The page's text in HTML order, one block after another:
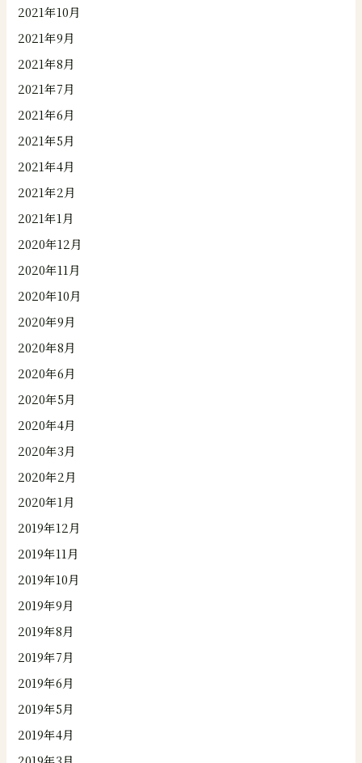
2021年10月
2021年9月
2021年8月
2021年7月
2021年6月
2021年5月
2021年4月
2021年2月
2021年1月
2020年12月
2020年11月
2020年10月
2020年9月
2020年8月
2020年6月
2020年5月
2020年4月
2020年3月
2020年2月
2020年1月
2019年12月
2019年11月
2019年10月
2019年9月
2019年8月
2019年7月
2019年6月
2019年5月
2019年4月